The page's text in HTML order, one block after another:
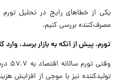
یکی از خطاهای رایج در تحلیل
مصرف‌کننده بررسی کنیم.
تورم، پیش از آنکه به بازار برسد،
تولیدکننده نیز با موجی از افزایش